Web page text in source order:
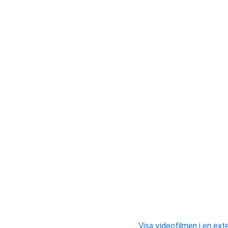
Visa videofilmen i en